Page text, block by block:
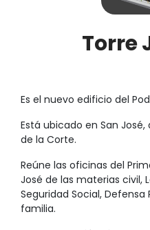
Torre
Es el nuevo edificio del
Está ubicado en San
de la Corte.
Reúne las oficinas del
José de las materias civil,
Seguridad Social, Defensa
familia.